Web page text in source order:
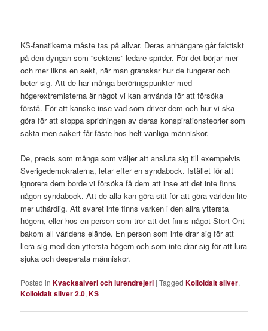
KS-fanatikerna måste tas på allvar. Deras anhängare går faktiskt
på den dyngan som “sektens” ledare sprider. För det börjar mer
och mer likna en sekt, när man granskar hur de fungerar och
beter sig. Att de har många beröringspunkter med
högerextremisterna är något vi kan använda för att försöka
förstå. För att kanske inse vad som driver dem och hur vi ska
göra för att stoppa spridningen av deras konspirationsteorier som
sakta men säkert får fäste hos helt vanliga människor.
De, precis som många som väljer att ansluta sig till exempelvis
Sverigedemokraterna, letar efter en syndabock. Istället för att
ignorera dem borde vi försöka få dem att inse att det inte finns
någon syndabock. Att de alla kan göra sitt för att göra världen lite
mer uthärdlig. Att svaret inte finns varken i den allra yttersta
högern, eller hos en person som tror att det finns något Stort Ont
bakom all världens elände. En person som inte drar sig för att
liera sig med den yttersta högern och som inte drar sig för att lura
sjuka och desperata människor.
Posted in Kvacksalveri och lurendrejeri |Tagged Kolloidalt silver,
Kolloidalt silver 2.0,KS